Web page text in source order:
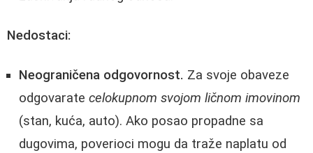
Nedostaci:
Neograničena odgovornost. Za svoje obaveze
odgovarate celokupnom svojom ličnom imovinom
(stan, kuća, auto). Ako posao propadne sa
dugovima, poverioci mogu da traže naplatu od